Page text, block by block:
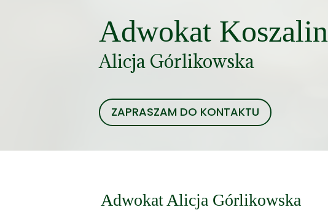
Adwokat Koszalin
Alicja Górlikowska
ZAPRASZAM DO KONTAKTU
Adwokat Alicja Górlikowska